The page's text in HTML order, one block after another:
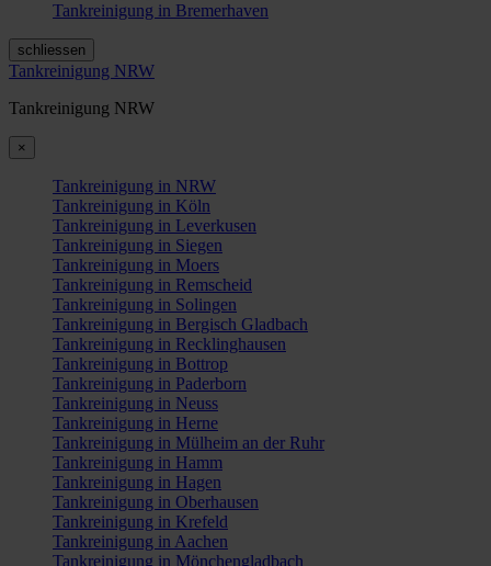
Tankreinigung in Bremerhaven
schliessen
Tankreinigung NRW
Tankreinigung NRW
×
Tankreinigung in NRW
Tankreinigung in Köln
Tankreinigung in Leverkusen
Tankreinigung in Siegen
Tankreinigung in Moers
Tankreinigung in Remscheid
Tankreinigung in Solingen
Tankreinigung in Bergisch Gladbach
Tankreinigung in Recklinghausen
Tankreinigung in Bottrop
Tankreinigung in Paderborn
Tankreinigung in Neuss
Tankreinigung in Herne
Tankreinigung in Mülheim an der Ruhr
Tankreinigung in Hamm
Tankreinigung in Hagen
Tankreinigung in Oberhausen
Tankreinigung in Krefeld
Tankreinigung in Aachen
Tankreinigung in Mönchengladbach